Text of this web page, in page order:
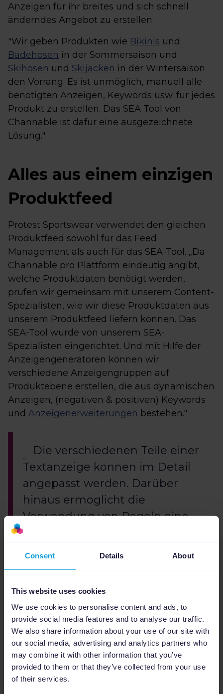
Consent Details About
This website uses cookies
We use cookies to personalise content and ads, to
provide social media features and to analyse our traffic.
We also share information about your use of our site with
our social media, advertising and analytics partners who
may combine it with other information that you’ve
provided to them or that they’ve collected from your use
of their services.
Anzeigen für ihr breites und sich schnell
änderndes Angebot zu erstellen.
"Wir geben Produkten wie Bikinis und
Badehosen in der Sommersaison und
Skihosen und Skijacken in der Wintersaison
den Vorrang. Es ist unmöglich, manuell alle
benötigten Anzeigen, Keywords usw. für jedes
Produkt zu erstellen. Das SEA Tool von
Channable ist dafür eine ausgezeichnete
Lösung."
Alles aus einem einzigen
Produktfeed
Protest Sportswear verwendet den gleichen
Produktfeed sowohl für das Feed
Management als auch für das SEA-Tool. „Da
Channable pro Plattform eindeutig angibt,
welche Produktdaten benötigt werden,
prüfen wir gemeinsam mit unserem Content-
Spezialisten, wie wir diese Produktdaten aus
unserem Produktfeed liefern können. Das
SEA-Tool wurde von unserem SEA-
Spezialisten eingerichtet. Und mit Hilfe der
Anzeigengeneratoren können wir
verschiedene Anzeigengruppen auf
Produktebene erstellen, die aus dynamischen
Anzeigen, (negativen & positiven) Keywords
und Anzeigenerweiterungen bestehen."
Die verschiedenen Teile einer
Textanzeige können im Detail
angepasst werden. Darüber
hinaus ermöglicht die
Verwendung von Regeln eine
Das Resultat
Das Channable SEA-Tool ermöglicht es der
Sportmarke Protest, Anzeigen zu erstellen,
die viel relevanter für die spezifischen
Suchbegriffe ihrer Produkte sind. Dies hat
nicht nur zu einer